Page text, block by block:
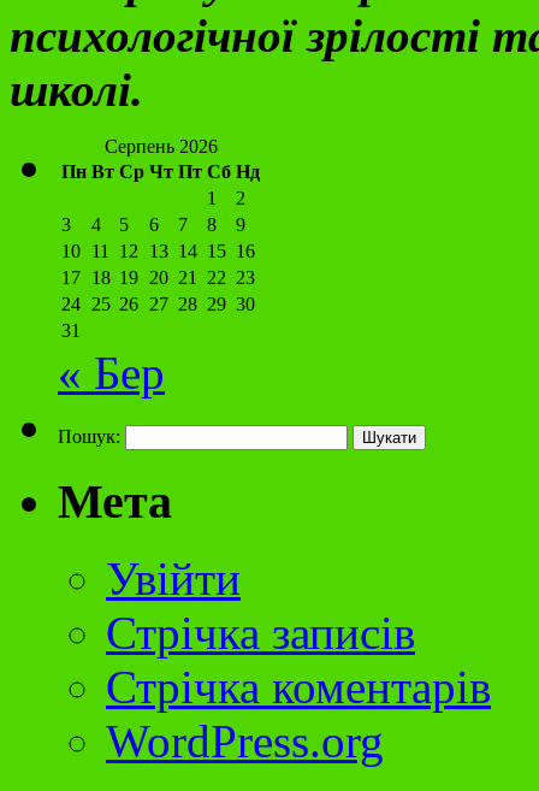
психологічної зрілості
школі.
Серпень 2026
Пн Вт Ср Чт Пт Сб Нд
1
2
3
4 5 6 7 8
9
10 11 12 13 14 15 16
17 18 19 20 21 22 23
24 25 26 27 28 29 30
31
« Бер
Пошук:
Мета
Увійти
Стрічка записів
Стрічка коментарів
WordPress.org